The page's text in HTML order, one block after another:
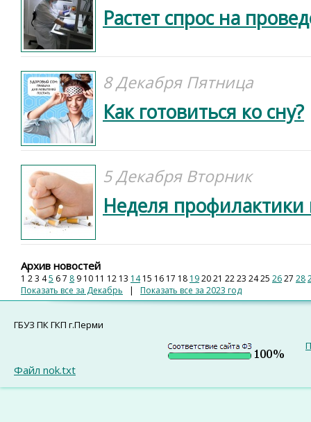
Растет спрос на
8 Декабря Пятница
Как готовиться ко сну?
5 Декабря Вторник
Неделя профилактики
Архив новостей
1 23 45 67 8 9 10 11 12 13 14 15 16 17 18 192021 2223 2425 2627 28
Показать все за Декабрь | Показать все за 2023 год
ГБУЗ ПК ГКП г.Перми
Файл nok.txt